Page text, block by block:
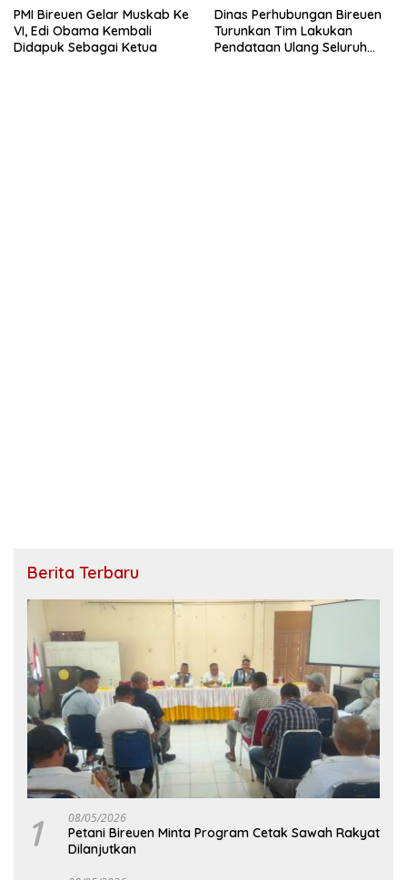
PMI Bireuen Gelar Muskab Ke
VI, Edi Obama Kembali
Didapuk Sebagai Ketua
Dinas Perhubungan Bireuen
Turunkan Tim Lakukan
Pendataan Ulang Seluruh
Berita Terbaru
1 08/05/2026
Petani Bireuen Minta Program Cetak Sawah Rakyat
Dilanjutkan